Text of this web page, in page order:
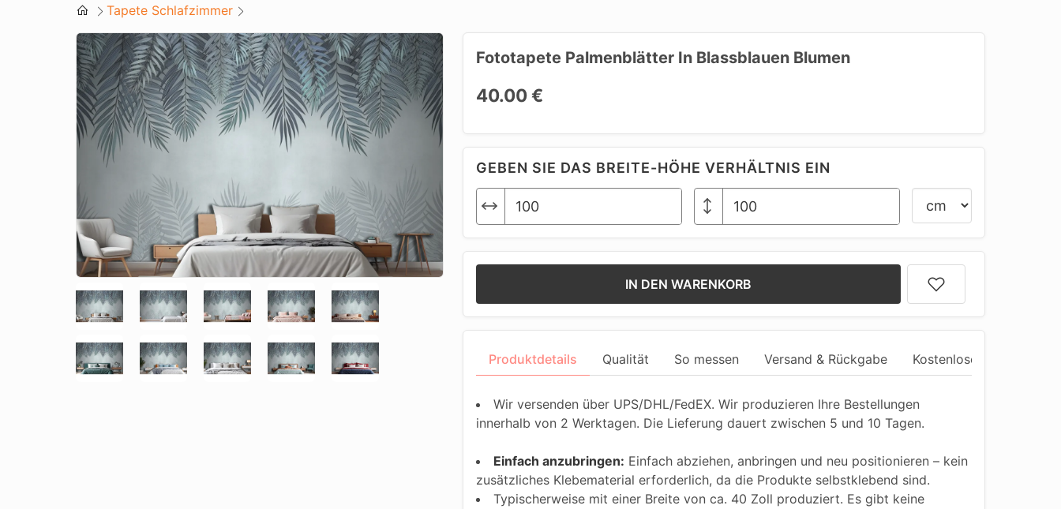
Tapete Schlafzimmer
Fototapete Palmenblätter In Blassblauen Blumen
40.00 €
GEBEN SIE DAS BREITE-HÖHE VERHÄLTNIS EIN
IN DEN WARENKORB
Produktdetails Qualität So messen Versand & Rückgabe Kostenlose Anpassung
Wir versenden über UPS/DHL/FedEX. Wir produzieren Ihre Bestellungen
innerhalb von 2 Werktagen. Die Lieferung dauert zwischen 5 und 10 Tagen.
Einfach anzubringen: Einfach abziehen, anbringen und neu positionieren – kein
zusätzliches Klebematerial erforderlich, da die Produkte selbstklebend sind.
Typischerweise mit einer Breite von ca. 40 Zoll produziert. Es gibt keine